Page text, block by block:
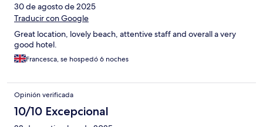
30 de agosto de 2025
Traducir con Google
Great location, lovely beach, attentive staff and overall a very
good hotel.
Francesca, se hospedó 6 noches
Opinión verificada
10/10 Excepcional